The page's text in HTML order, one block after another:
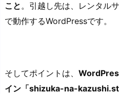
こと。引越し先は、レンタル
で動作するWordPressです。
そしてポイントは、
イン「shizuka-na-